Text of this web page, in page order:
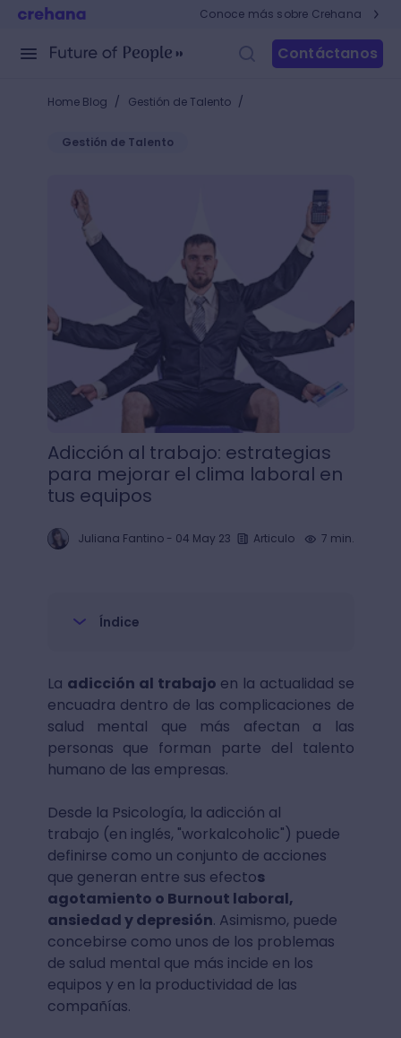
Conoce más sobre Crehana
Contáctanos
Home Blog / Gestión de Talento /
Gestión de Talento
Adicción al trabajo: estrategias
para mejorar el clima laboral en
tus equipos
Juliana Fantino- 04 May 23 Articulo 7 min.
Índice
La adicción al trabajo en la actualidad se
encuadra dentro de las complicaciones de
salud mental que más afectan a las
personas que forman parte del talento
humano de las empresas.
Desde la Psicología, la adicción al
trabajo (en inglés, "workalcoholic") puede
definirse como un conjunto de acciones
que generan entre sus efectos
agotamiento o Burnout laboral,
ansiedad y depresión. Asimismo, puede
concebirse como unos de los problemas
de salud mental que más incide en los
equipos y en la productividad de las
compañías.